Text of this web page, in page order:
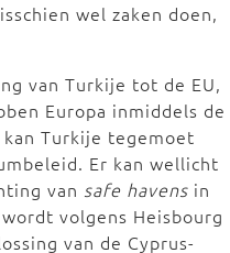
wel zaken doen,
van Turkije tot de EU,
Europa inmiddels de
Turkije tegemoet
Er kan wellicht
van safe havens in
volgens Heisbourg
van de Cyprus-